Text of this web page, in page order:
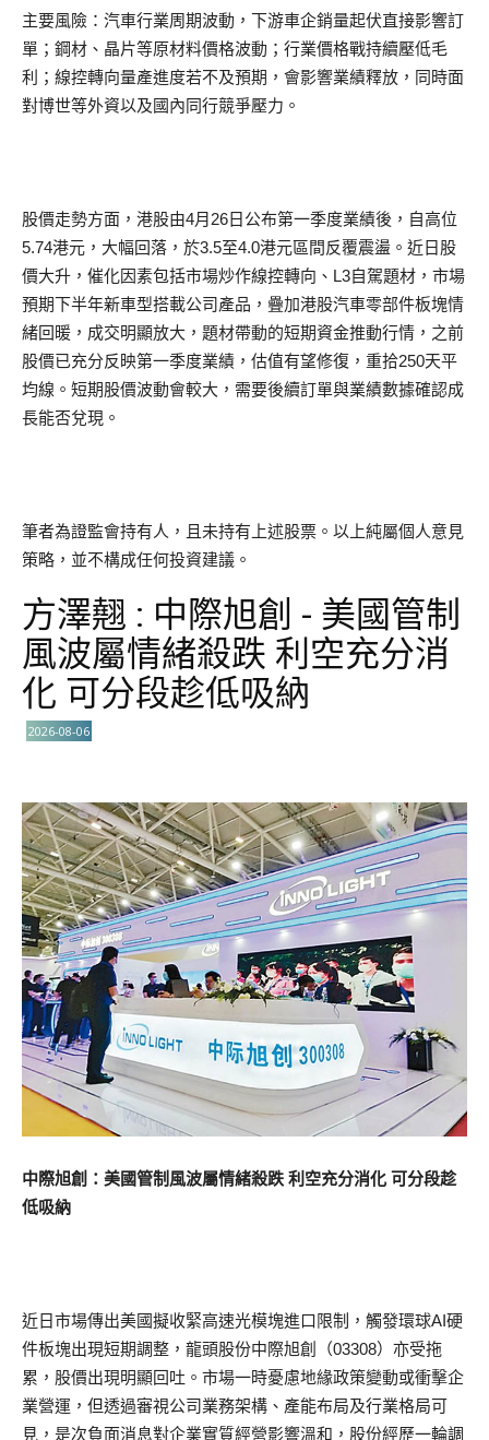
主要風險：汽車行業周期波動，下游車企銷量起伏直接影響訂
單；鋼材、晶片等原材料價格波動；行業價格戰持續壓低毛
利；線控轉向量產進度若不及預期，會影響業績釋放，同時面
對博世等外資以及國內同行競爭壓力。
股價走勢方面，港股由4月26日公布第一季度業績後，自高位
5.74港元，大幅回落，於3.5至4.0港元區間反覆震盪。近日股
價大升，催化因素包括市場炒作線控轉向、L3自駕題材，市場
預期下半年新車型搭載公司產品，疊加港股汽車零部件板塊情
緒回暖，成交明顯放大，題材帶動的短期資金推動行情，之前
股價已充分反映第一季度業績，估值有望修復，重拾250天平
均線。短期股價波動會較大，需要後續訂單與業績數據確認成
長能否兌現。
筆者為證監會持有人，且未持有上述股票。以上純屬個人意見
策略，並不構成任何投資建議。
方澤翹 : 中際旭創 - 美國管制
風波屬情緒殺跌 利空充分消
化 可分段趁低吸納
2026-08-06
中際旭創：美國管制風波屬情緒殺跌 利空充分消化 可分段趁
低吸納
近日市場傳出美國擬收緊高速光模塊進口限制，觸發環球AI硬
件板塊出現短期調整，龍頭股份中際旭創（03308）亦受拖
累，股價出現明顯回吐。市場一時憂慮地緣政策變動或衝擊企
業營運，但透過審視公司業務架構、產能布局及行業格局可
見，是次負面消息對企業實質經營影響溫和，股份經歷一輪調